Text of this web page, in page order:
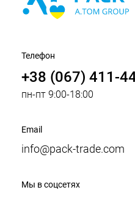
Телефон
+38 (067) 411-
пн-пт 9:00-18:00
Email
info@pack-trade.com
Мы в соцсетях